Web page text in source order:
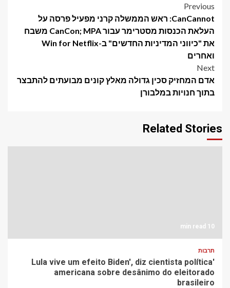
Post
navigation
Previous
CanCannot: ראש הממשלה קרני מפעיל פרסה על
העלאת הכנסות מסטרימר עבור CanCon; MPA משבח
את "כיווני המדיניות החדשים" ב-Win for Netflix
ואחרים
Next
אדם המחזיק סכין גדולה מאלץ קונים מבועתים להתבצר
בתוך חנויות במלבורן
Related Stories
10 min read
תרבות
'Lula vive um efeito Biden', diz cientista política
americana sobre desânimo do eleitorado
brasileiro